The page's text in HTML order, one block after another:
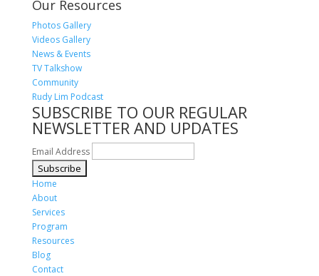
Our Resources
Photos Gallery
Videos Gallery
News & Events
TV Talkshow
Community
Rudy Lim Podcast
SUBSCRIBE TO OUR REGULAR
NEWSLETTER AND UPDATES
Email Address
Home
About
Services
Program
Resources
Blog
Contact